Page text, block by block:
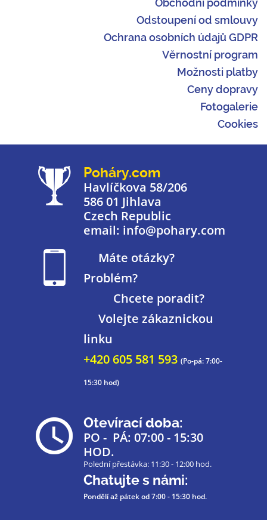
Obchodní podmínky
Odstoupení od smlouvy
Ochrana osobních údajů GDPR
Věrnostní program
Možnosti platby
Ceny dopravy
Fotogalerie
Cookies
Poháry.com
Havlíčkova 58/206
586 01 Jihlava
Czech Republic
email: info@pohary.com
Máte otázky?
Problém?
Chcete poradit?
Volejte zákaznickou
linku
+420 605 581 593 (Po-pá: 7:00-
15:30 hod)
Otevírací doba:
PO - PÁ: 07:00 - 15:30
HOD.
Polední přestávka: 11:30 - 12:00 hod.
Chatujte s námi:
Pondělí až pátekod 7:00 - 15:30 hod.